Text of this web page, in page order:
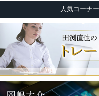
人気コーナー